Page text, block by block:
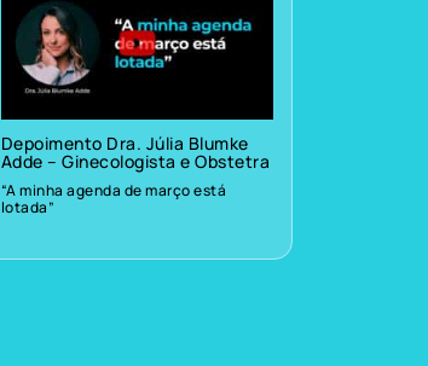
Depoimento Dra. Júlia Blumke
Adde – Ginecologista e Obstetra
“A minha agenda de março está
lotada”